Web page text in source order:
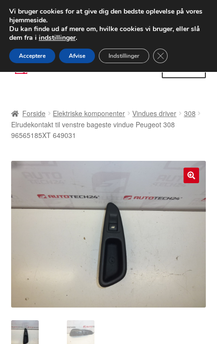
LEVERING fra 55 kr.
FEDEX verdensomspændende forsendelse
80 82 72 02
Spring
til
Spring
til
Betalinger
Klageprocedure
Levering
Min Konto
Om os
Forside Elektriske komponenter Vindues driver
308
Elrudekontakt til venstre bageste vindue Peugeot 308
96565185XT 649031
Vi bruger cookies for at give dig den bedste oplevelse på vores
hjemmeside.
Du kan finde ud af mere om, hvilke cookies vi bruger, eller slå
dem fra i indstillinger.
Acceptere Afvise Indstillinger Close GDPR